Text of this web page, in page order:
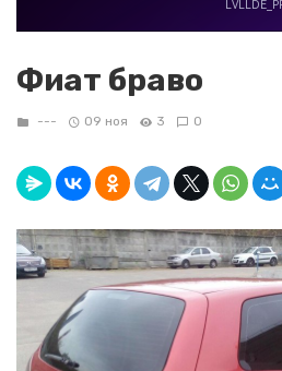
Фиат браво
--- 09 ноя 3 0